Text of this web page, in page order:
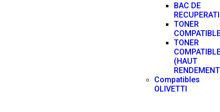
BAC DE
TONER
TONER
(HAUT
Compatibles
OLIVETTI